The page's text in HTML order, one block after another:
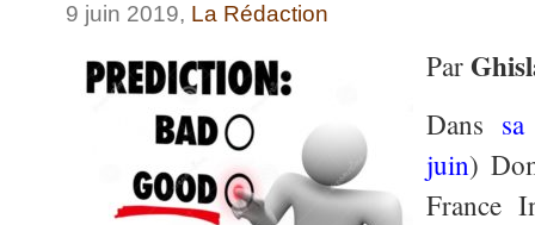
9 juin 2019, La Rédaction
Par
Dans
juin)
France